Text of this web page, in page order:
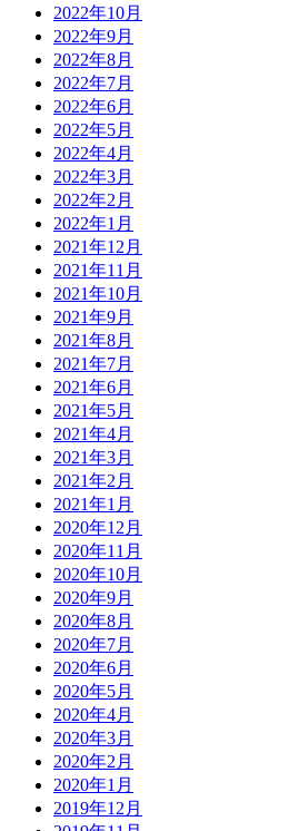
2022年10月
2022年9月
2022年8月
2022年7月
2022年6月
2022年5月
2022年4月
2022年3月
2022年2月
2022年1月
2021年12月
2021年11月
2021年10月
2021年9月
2021年8月
2021年7月
2021年6月
2021年5月
2021年4月
2021年3月
2021年2月
2021年1月
2020年12月
2020年11月
2020年10月
2020年9月
2020年8月
2020年7月
2020年6月
2020年5月
2020年4月
2020年3月
2020年2月
2020年1月
2019年12月